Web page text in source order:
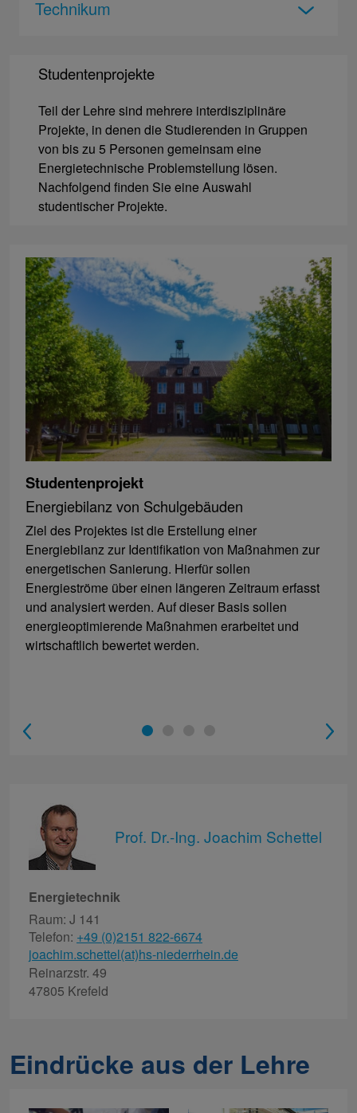
Technikum
Studentenprojekte
Teil der Lehre sind mehrere interdisziplinäre
Projekte, in denen die Studierenden in Gruppen
von bis zu 5 Personen gemeinsam eine
Energietechnische Problemstellung lösen.
Nachfolgend finden Sie eine Auswahl
studentischer Projekte.
Studentenprojekt
Energiebilanz von Schulgebäuden
Ziel des Projektes ist die Erstellung einer
Energiebilanz zur Identifikation von Maßnahmen zur
energetischen Sanierung. Hierfür sollen
Energieströme über einen längeren Zeitraum erfasst
und analysiert werden. Auf dieser Basis sollen
energieoptimierende Maßnahmen erarbeitet und
wirtschaftlich bewertet werden.
1
Prof. Dr.-Ing. Joachim Schettel
Energietechnik
Raum: J 141
Telefon: +49 (0)2151 822-6674
joachim.schettel(at)hs-niederrhein.de
Reinarzstr. 49
47805 Krefeld
Eindrücke aus der Lehre
Barrierefreiheit